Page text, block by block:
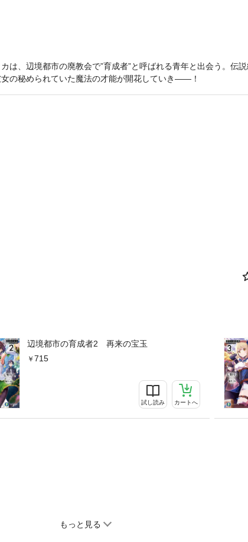
辺境都市の育成者2 再来の宝玉
715
試し読み カートへ
もっと見る
は、辺境都市の廃教会で”育成者”と呼ばれる青年と出会う。伝
の秘められていた魔法の才能が開花していき――！